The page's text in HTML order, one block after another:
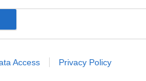
Access Privacy Policy
ne söpörd a